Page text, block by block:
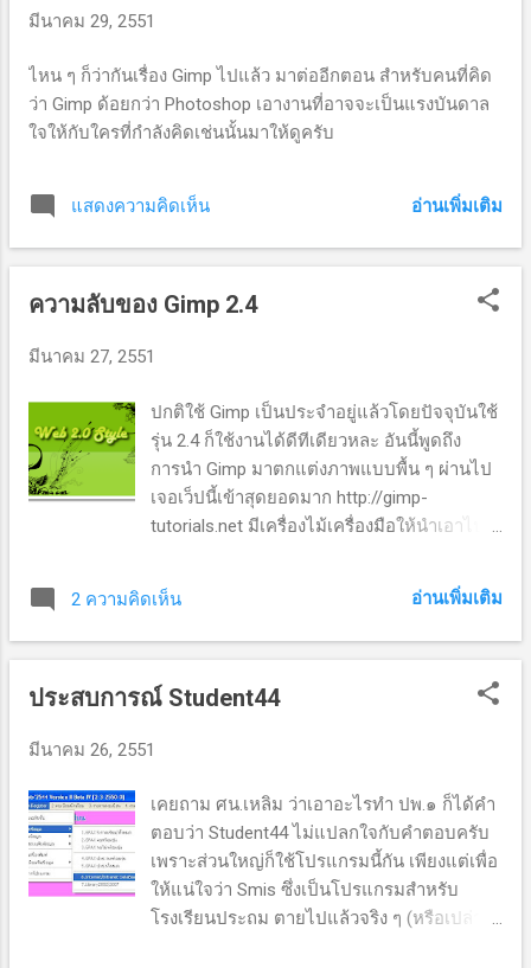
มีนาคม 29, 2551
ไหน ๆ ก็ว่ากันเรื่อง Gimp ไปแล้ว มาต่ออีกตอน สำหรับคนที่คิด
ว่า Gimp ด้อยกว่า Photoshop เอางานที่อาจจะเป็นแรงบันดาล
ใจให้กับใครที่กำลังคิดเช่นนั้นมาให้ดูครับ
แสดงความคิดเห็น อ่านเพิ่มเติม
ความลับของ Gimp 2.4
มีนาคม 27, 2551
ปกติใช้ Gimp เป็นประจำอยู่แล้วโดยปัจจุบันใช้
รุ่น 2.4 ก็ใช้งานได้ดีทีเดียวหละ อันนี้พูดถึง
การนำ Gimp มาตกแต่งภาพแบบพื้น ๆ ผ่านไป
เจอเว็ปนี้เข้าสุดยอดมาก http://gimp-
tutorials.net มีเครื่องไม้เครื่องมือให้นำเอาไป
แบบต่าง ๆ นอกจากนี้ยังค้นพบความลับที่สำคัญ
มาก ๆ นั่นคือ เราสามารถนำเอารูปแบบ brush
หรือ gradient ที่สร้างไว้สำหรับ Photoshop มา
การวาดภาพ แต่งภาพ จนลืมโลกเลย และหลัง
แบบนี้ครับ
2 ความคิดเห็น อ่านเพิ่มเติม
ประสบการณ์ Student44
มีนาคม 26, 2551
เคยถาม ศน.เหลิม ว่าเอาอะไรทำ ปพ.๑ ก็ได้คำ
ตอบว่า Student44 ไม่แปลกใจกับคำตอบครับ
เพราะส่วนใหญ่ก็ใช้โปรแกรมนี้กัน เพียงแต่เพื่อ
ให้แน่ใจว่า Smis ซึ่งเป็นโปรแกรมสำหรับ
โรงเรียนประถม ตายไปแล้วจริง ๆ (หรือเปล่า?)